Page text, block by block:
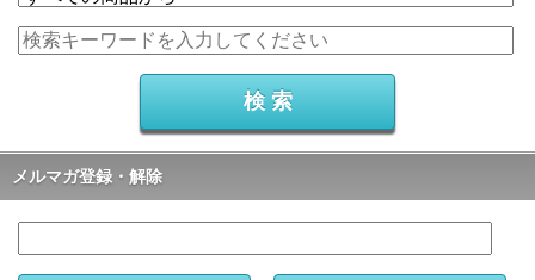
メルマガ登録・解除